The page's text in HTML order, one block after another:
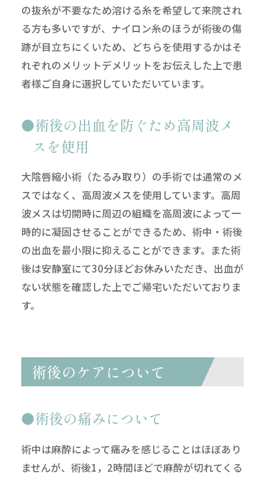
の抜糸が不要なため溶ける糸を希望して来院され
る方も多いですが、ナイロン糸のほうが術後の傷
跡が目立ちにくいため、どちらを使用するかはそ
れぞれのメリットデメリットをお伝えした上で患
者様ご自身に選択していただいています。
術後の出血を防ぐため高周波メ
スを使用
大陰唇縮小術（たるみ取り）の手術では通常のメ
スではなく、高周波メスを使用しています。高周
波メスは切開時に周辺の組織を高周波によって一
時的に凝固させることができるため、術中・術後
の出血を最小限に抑えることができます。また術
後は安静室にて30分ほどお休みいただき、出血が
ない状態を確認した上でご帰宅いただいておりま
す。
術後のケアについて
術後の痛みについて
術中は麻酔によって痛みを感じることはほぼあり
ませんが、術後1，2時間ほどで麻酔が切れてくる